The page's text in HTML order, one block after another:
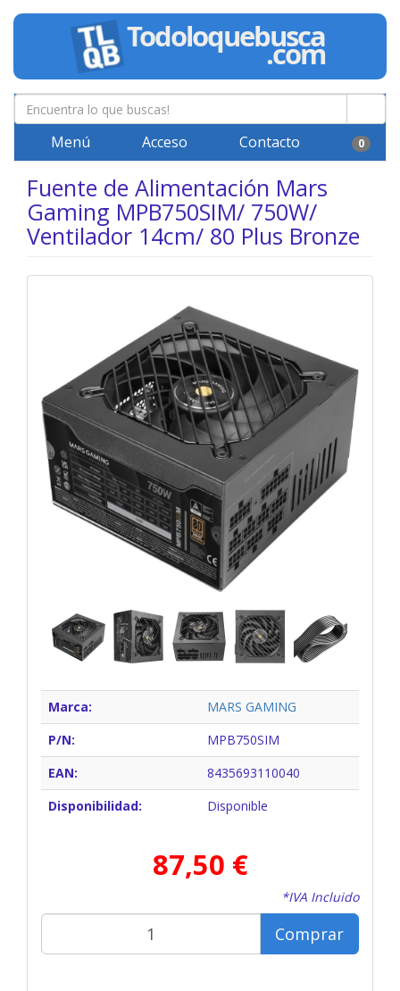
Menú Acceso Contacto 0
Fuente de Alimentación Mars
Gaming MPB750SIM/ 750W/
Ventilador 14cm/ 80 Plus Bronze
Marca:
MARS GAMING
P/N:
MPB750SIM
EAN:
8435693110040
Disponibilidad:
Disponible
87,50 €
*IVA Incluido
Comprar